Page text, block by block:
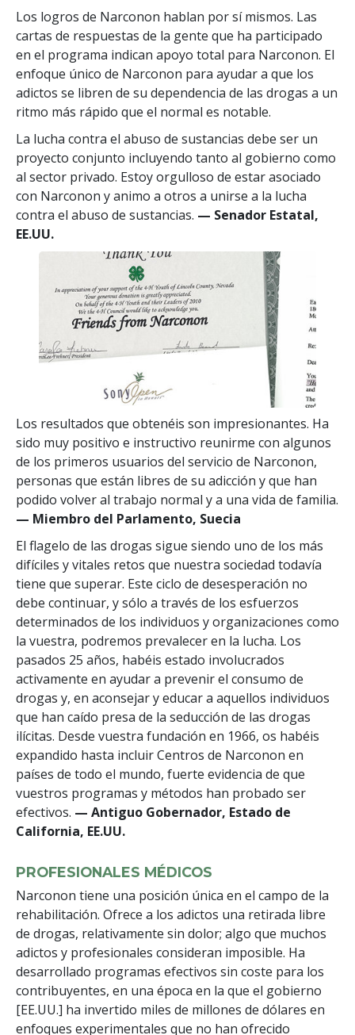
Los logros de Narconon hablan por sí mismos. Las
cartas de respuestas de la gente que ha participado
en el programa indican apoyo total para Narconon. El
enfoque único de Narconon para ayudar a que los
adictos se libren de su dependencia de las drogas a un
ritmo más rápido que el normal es notable.
La lucha contra el abuso de sustancias debe ser un
proyecto conjunto incluyendo tanto al gobierno como
al sector privado. Estoy orgulloso de estar asociado
con Narconon y animo a otros a unirse a la lucha
contra el abuso de sustancias. — Senador Estatal,
EE.UU.
Los resultados que obtenéis son impresionantes. Ha
sido muy positivo e instructivo reunirme con algunos
de los primeros usuarios del servicio de Narconon,
personas que están libres de su adicción y que han
podido volver al trabajo normal y a una vida de familia.
— Miembro del Parlamento, Suecia
El flagelo de las drogas sigue siendo uno de los más
difíciles y vitales retos que nuestra sociedad todavía
tiene que superar. Este ciclo de desesperación no
debe continuar, y sólo a través de los esfuerzos
determinados de los individuos y organizaciones como
la vuestra, podremos prevalecer en la lucha. Los
pasados 25 años, habéis estado involucrados
activamente en ayudar a prevenir el consumo de
drogas y, en aconsejar y educar a aquellos individuos
que han caído presa de la seducción de las drogas
ilícitas. Desde vuestra fundación en 1966, os habéis
expandido hasta incluir Centros de Narconon en
países de todo el mundo, fuerte evidencia de que
vuestros programas y métodos han probado ser
efectivos. — Antiguo Gobernador, Estado de
California, EE.UU.
PROFESIONALES MÉDICOS
Narconon tiene una posición única en el campo de la
rehabilitación. Ofrece a los adictos una retirada libre
de drogas, relativamente sin dolor; algo que muchos
adictos y profesionales consideran imposible. Ha
desarrollado programas efectivos sin coste para los
contribuyentes, en una época en la que el gobierno
[EE.UU.] ha invertido miles de millones de dólares en
enfoques experimentales que no han ofrecido